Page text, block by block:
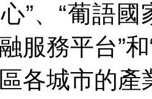
”、“葡語
服務平台”
各城市的